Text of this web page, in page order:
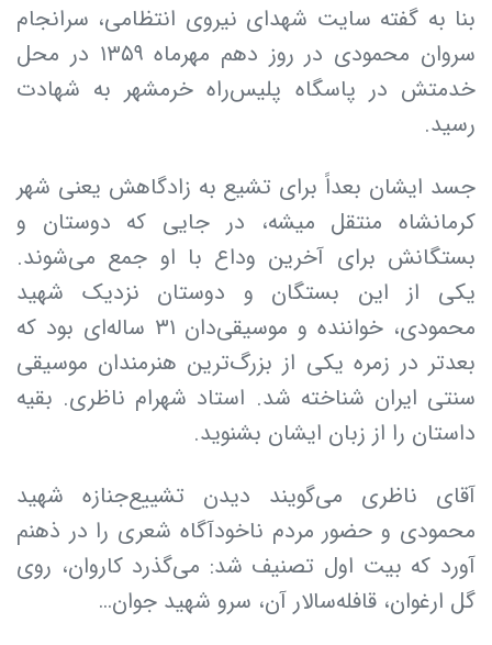
بنا به گفته سایت شهدای نیروی انتظامی، سرانجام
سروان محمودی در روز دهم مهرماه ۱۳۵۹ در محل
خدمتش در پاسگاه پلیس‌راه خرمشهر به شهادت
رسید.
جسد ایشان بعداً برای تشیع به زادگاهش یعنی شهر
کرمانشاه منتقل میشه، در جایی که دوستان و
بستگانش برای آخرین وداع با او جمع می‌شوند.
یکی از این بستگان و دوستان نزدیک شهید
محمودی، خواننده و موسیقی‌دان ۳۱ ساله‌ای بود که
بعدتر در زمره یکی از بزرگ‌ترین هنرمندان موسیقی
سنتی ایران شناخته شد. استاد شهرام ناظری. بقیه
داستان را از زبان ایشان بشنوید.
آقای ناظری می‌گویند دیدن تشییع‌جنازه شهید
محمودی و حضور مردم ناخودآگاه شعری را در ذهنم
آورد که بیت اول تصنیف شد: می‌گذرد کاروان، روی
گل ارغوان، قافله‌سالار آن، سرو شهید جوان…